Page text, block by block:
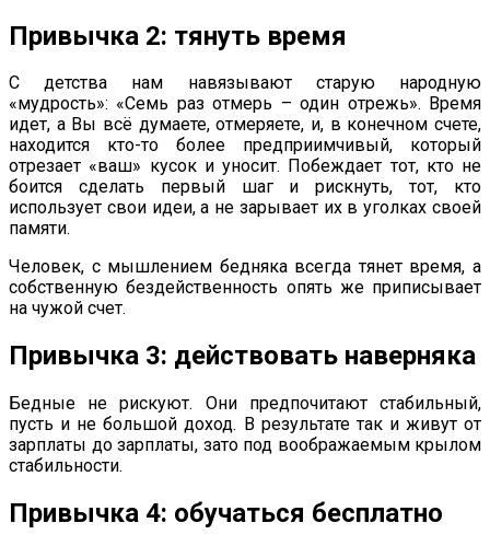
Привычка 2: тянуть время
С детства нам навязывают старую народную
«мудрость»: «Семь раз отмерь – один отрежь». Время
идет, а Вы всё думаете, отмеряете, и, в конечном счете,
находится кто-то более предприимчивый, который
отрезает «ваш» кусок и уносит. Побеждает тот, кто не
боится сделать первый шаг и рискнуть, тот, кто
использует свои идеи, а не зарывает их в уголках своей
памяти.
Человек, с мышлением бедняка всегда тянет время, а
собственную бездейственность опять же приписывает
на чужой счет.
Привычка 3: действовать наверняка
Бедные не рискуют. Они предпочитают стабильный,
пусть и не большой доход. В результате так и живут от
зарплаты до зарплаты, зато под воображаемым крылом
стабильности.
Привычка 4: обучаться бесплатно